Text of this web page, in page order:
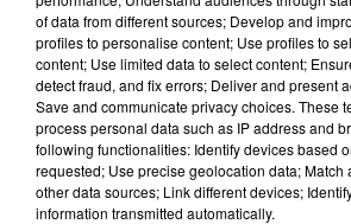
Lecture (4 min 25 sec)
100%
of data from different sources; Develop and
profiles to personalise content; Use profiles to
content; Use limited data to select content;
detect fraud, and fix errors; Deliver and present
Save and communicate privacy choices. These
process personal data such as IP address and
following functionalities: Identify devices based
requested; Use precise geolocation data; Match
other data sources; Link different devices;
information transmitted automatically.